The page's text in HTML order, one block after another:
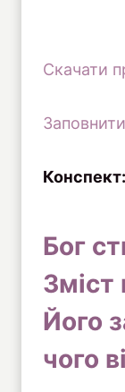
Скачати
Конспект:
Бог
Його
чого